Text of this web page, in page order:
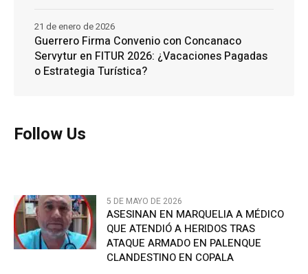
Guerrero Firma Convenio con Concanaco
Servytur en FITUR 2026: ¿Vacaciones Pagadas
o Estrategia Turística?
21 de enero de 2026
Follow Us
5 DE MAYO DE 2026
ASESINAN EN MARQUELIA A MÉDICO
QUE ATENDIÓ A HERIDOS TRAS
ATAQUE ARMADO EN PALENQUE
CLANDESTINO EN COPALA